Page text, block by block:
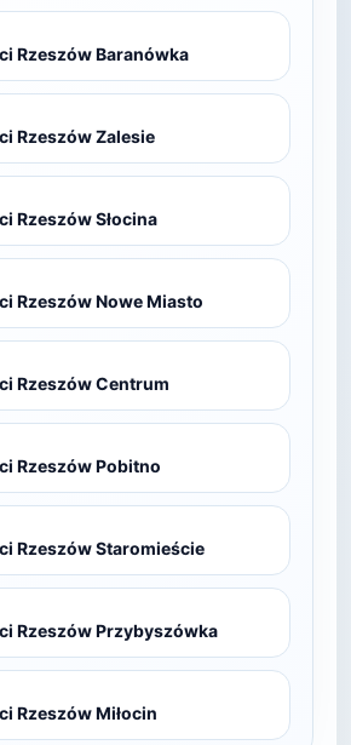
Rzeszów Baranówka
Rzeszów Zalesie
Rzeszów Słocina
Rzeszów Nowe Miasto
Rzeszów Centrum
Rzeszów Pobitno
Rzeszów Staromieście
Rzeszów Przybyszówka
Rzeszów Miłocin